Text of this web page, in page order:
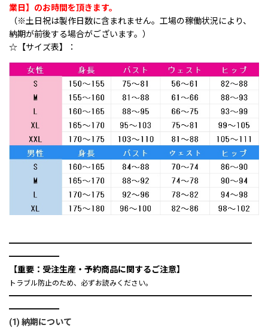
業日】のお時間を頂きます。
（※土日祝は製作日数に含まれません。工場の稼働状況により、
納期が前後する場合がございます。）
☆【サイズ表】：
━━━━━━━━━━━━━━━━━━━━━━━━━━━━━
━━━━━━
【重要：受注生産・予約商品に関するご注意】
トラブル防止のため、必ずお読みください。
━━━━━━━━━━━━━━━━━━━━━━━━━━━━━
━━━━━━
(1) 納期について